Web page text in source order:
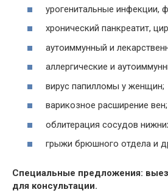
урогенитальные инфекции,
хронический панкреатит,
аутоиммунный и
аллергические и
вирус папилломы у женщин;
варикозное расширение вен;
облитерация сосудов
грыжи брюшного отдела и
Специальные предложения:
для консультации.